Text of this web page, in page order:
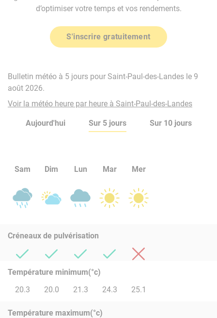
d’optimiser votre temps et vos rendements.
S'inscrire gratuitement
Bulletin météo à 5 jours pour Saint-Paul-des-Landes le 9
août 2026.
Voir la météo heure par heure à Saint-Paul-des-Landes
Aujourd'hui Sur 5 jours Sur 10 jours
Sam Dim Lun Mar Mer
Créneaux de pulvérisation
Température minimum(°c)
20.3
20.0 21.3 24.3 25.1
Température maximum(°c)